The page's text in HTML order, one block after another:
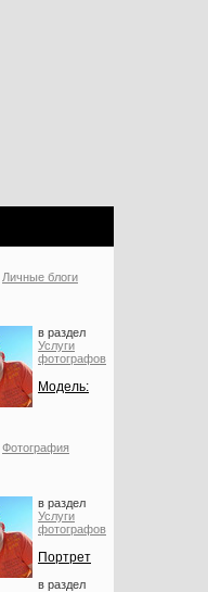
Личные блоги
в раздел
Услуги
фотографов
Модель:
Фотография
в раздел
Услуги
фотографов
Портрет
в раздел